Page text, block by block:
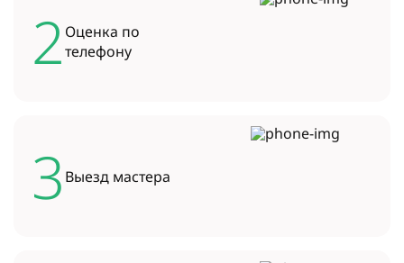
2 Оценка по
телефону
3 Выезд мастера